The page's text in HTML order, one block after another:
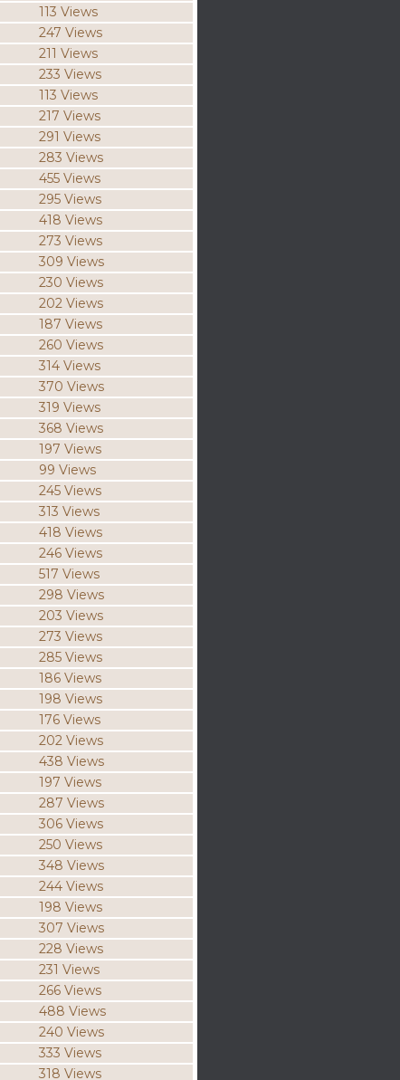
113 Views
247 Views
211 Views
233 Views
113 Views
217 Views
291 Views
283 Views
455 Views
295 Views
418 Views
273 Views
309 Views
230 Views
202 Views
187 Views
260 Views
314 Views
370 Views
319 Views
368 Views
197 Views
99 Views
245 Views
313 Views
418 Views
246 Views
517 Views
298 Views
203 Views
273 Views
285 Views
186 Views
198 Views
176 Views
202 Views
438 Views
197 Views
287 Views
306 Views
250 Views
348 Views
244 Views
198 Views
307 Views
228 Views
231 Views
266 Views
488 Views
240 Views
333 Views
318 Views